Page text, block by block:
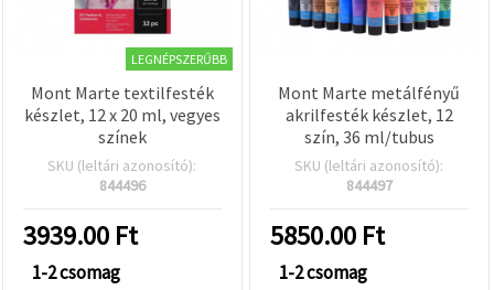
LEGNÉPSZERŰBB
Mont Marte textilfesték
készlet, 12 x 20 ml, vegyes
színek
SKU (leltári azonosító):
844496
3939.00 Ft
1-2 csomag
Mont Marte metálfényű
akrilfesték készlet, 12
szín, 36 ml/tubus
SKU (leltári azonosító):
844497
5850.00 Ft
1-2 csomag